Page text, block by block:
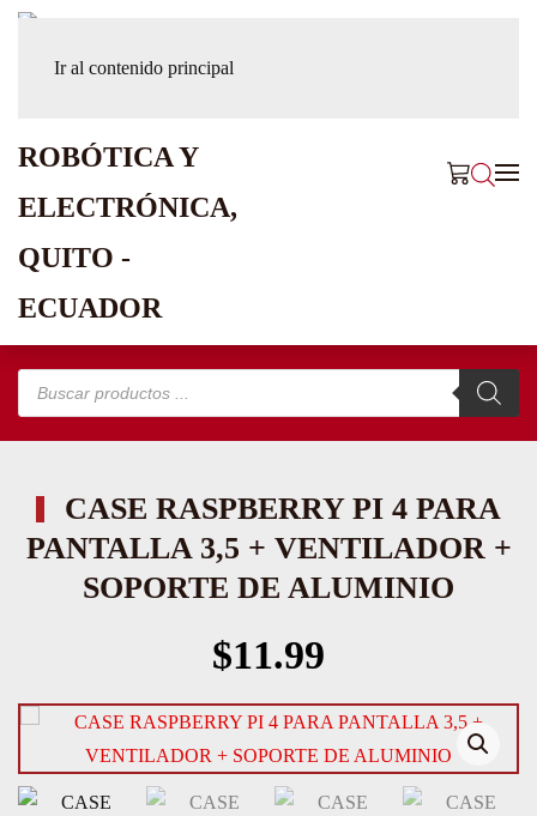
Ir al contenido principal
Búsqueda
productos
CASE RASPBERRY PI 4 PARA
PANTALLA 3,5 + VENTILADOR +
SOPORTE DE ALUMINIO
$11.99